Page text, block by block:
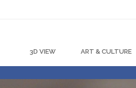
3D VIEW ART & CULTURE